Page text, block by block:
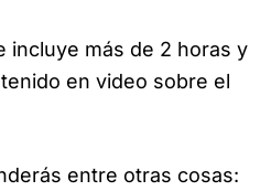
incluye más de 2 horas y
en video sobre el
entre otras cosas: